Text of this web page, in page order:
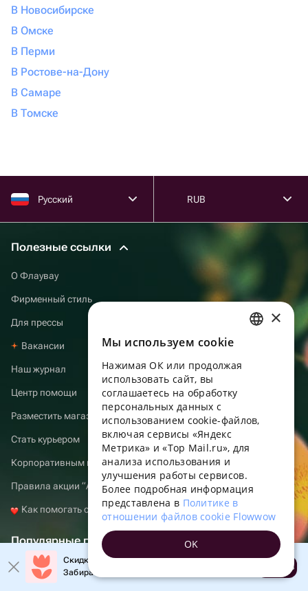
В Новосибирске
В Омске
В Перми
В Ростове-на-Дону
В Самаре
В Томске
Русский RUB
Полезные ссылки
О Флаувау
Фирменный стиль
Для прессы
Вакансии
Наш журнал
Центр помощи
Разместить магазин
Стать курьером
Корпоративным клиентам
Правила акции “Atomic Heart”
Как помогать с Флаувау
Популярные города
Доставка цветов по Беларуси
Скидка до 10% на первый заказ!
Забирайте промокод в приложении!
Открыть
ENGLISH
UKRAINIAN
PORTUGUESE
FRENCH
TURKISH
POLISH
×
Мы используем сookie
Нажимая ОК или продолжая
использовать сайт, вы
соглашаетесь на обработку
персональных данных с
использованием cookie-файлов,
включая сервисы «Яндекс
Метрика» и «Top Mail.ru», для
анализа использования и
улучшения работы сервисов.
Более подробная информация
представлена в Политике в
отношении файлов cookie Flowwow
OK